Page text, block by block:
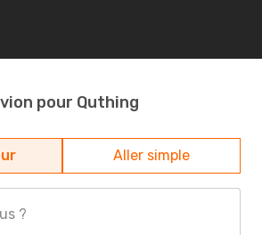
pour Quthing
Aller simple
?